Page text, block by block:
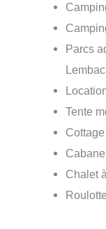
Parcs
Tente
Chalet